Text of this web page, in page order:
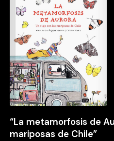
“La metamorfosis de
mariposas de Chile”